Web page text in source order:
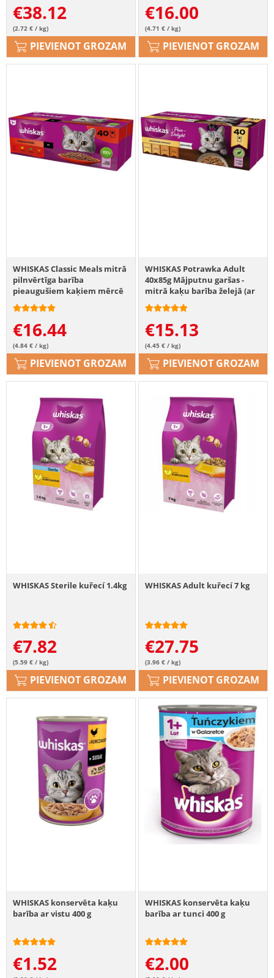
€38.12
(2.72 € / kg)
PIEVIENOT GROZAM
€16.00
(4.71 € / kg)
PIEVIENOT GROZAM
WHISKAS Classic Meals mitrā
pilnvērtīga barība
pieaugušiem kaķiem mērcē
40x85 g
€16.44
(4.84 € / kg)
PIEVIENOT GROZAM
WHISKAS Potrawka Adult
40x85g Mājputnu garšas -
mitrā kaķu barība želejā (ar
vistas, pīles, mājputnu,
tītara gaļu)
€15.13
(4.45 € / kg)
PIEVIENOT GROZAM
WHISKAS Sterile kuřecí 1.4kg
€7.82
(5.59 € / kg)
PIEVIENOT GROZAM
WHISKAS Adult kuřecí 7 kg
€27.75
(3.96 € / kg)
PIEVIENOT GROZAM
WHISKAS konservēta kaķu
barība ar vistu 400 g
€1.52
WHISKAS konservēta kaķu
barība ar tunci 400 g
€2.00